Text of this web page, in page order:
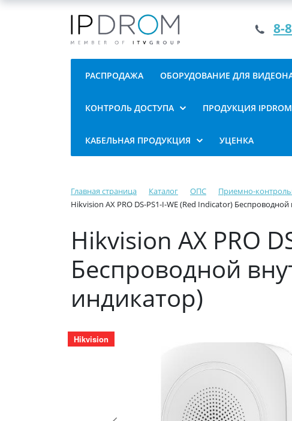
8-
РАСПРОДАЖА ОБОРУДОВАНИЕ ДЛЯ
КОНТРОЛЬ ДОСТУПА ПРОДУКЦИЯ IPDROM
КАБЕЛЬНАЯ ПРОДУКЦИЯ УЦЕНКА
Главная страница Каталог ОПС
Приемно-
Hikvision AX PRO DS-PS1-I-WE (Red Indicator)
Hikvision AX PRO
Беспроводной
индикатор)
Hikvision